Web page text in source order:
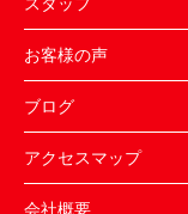
お客様の声
ブログ
アクセスマップ
会社概要